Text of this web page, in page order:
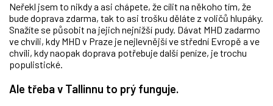
Neřekl jsem to nikdy a asi chápete, že cílit na někoho tím, že
bude doprava zdarma, tak to asi trošku děláte z voličů hlupáky.
Snažíte se působit na jejich nejnižší pudy. Dávat MHD zadarmo
ve chvíli, kdy MHD v Praze je nejlevnější ve střední Evropě a ve
chvíli, kdy naopak doprava potřebuje další peníze, je trochu
populistické.
Ale třeba v Tallinnu to prý funguje.